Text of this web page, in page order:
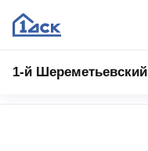
1-й Шереметьевский
Выбрать квартиру